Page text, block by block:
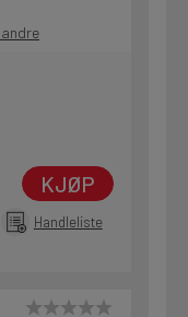
KJØP
Handleliste